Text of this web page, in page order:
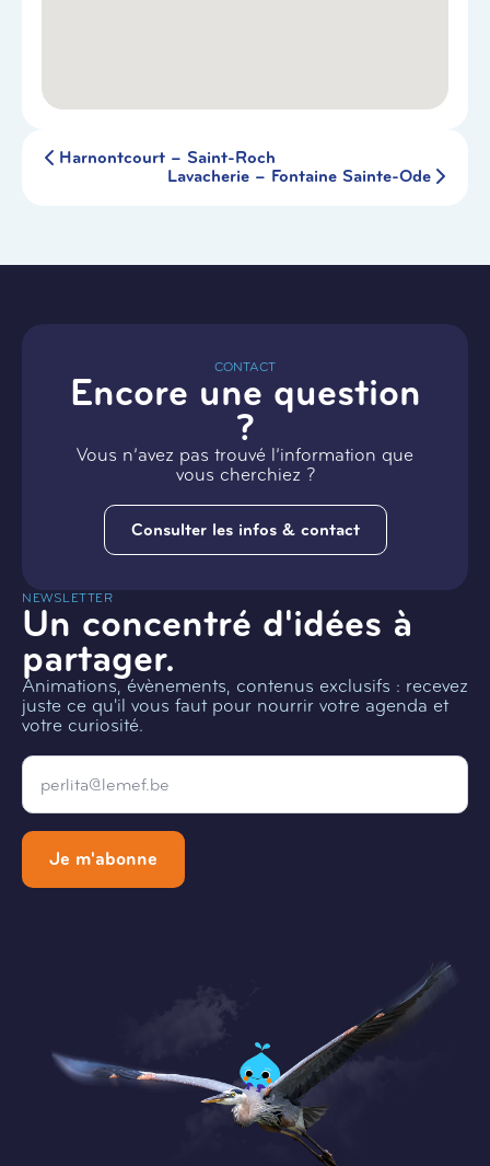
Harnontcourt – Saint-Roch
Lavacherie – Fontaine Sainte-Ode
CONTACT
Encore une question
?
Vous n’avez pas trouvé l’information que
vous cherchiez ?
Consulter les infos & contact
NEWSLETTER
Un concentré d'idées à
partager.
Animations, évènements, contenus exclusifs : recevez
juste ce qu'il vous faut pour nourrir votre agenda et
votre curiosité.
Email
Je m'abonne